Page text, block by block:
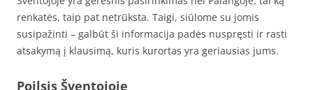
renkatės, taip pat netrūksta. Taigi, siūlome su jomis
susipažinti – galbūt ši informacija padės nuspręsti ir rasti
atsakymą į klausimą, kuris kurortas yra geriausias jums.
Poilsis Šventojoje